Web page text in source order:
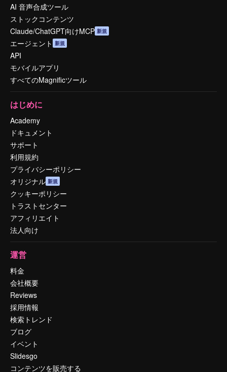
AI 音声合成ツール
ストックコンテンツ
Claude/ChatGPT向けMCP 新規
エージェント 新規
API
モバイルアプリ
すべてのMagnificツール
はじめに
Academy
ドキュメント
サポート
利用規約
プライバシーポリシー
オリジナル 新規
クッキーポリシー
トラストセンター
アフィリエイト
法人向け
運営
料金
会社概要
Reviews
採用情報
検索トレンド
ブログ
イベント
Slidesgo
コンテンツを販売する